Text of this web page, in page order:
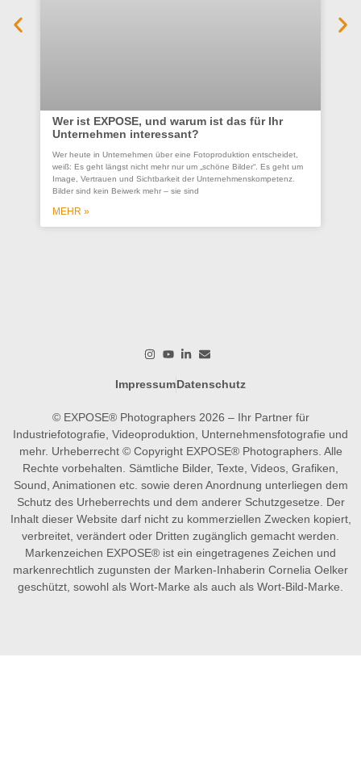
Wer ist EXPOSE, und warum ist das für Ihr
Unternehmen interessant?
Wer heute in Unternehmen über eine Fotoproduktion entscheidet,
weiß: Es geht längst nicht mehr nur um „schöne Bilder“. Es geht um
Image, Vertrauen und Sichtbarkeit der Unternehmenskompetenz.
Bilder sind kein Beiwerk mehr – sie sind
MEHR »
ImpressumDatenschutz
© EXPOSE® Photographers 2026 – Ihr Partner für
Industriefotografie, Videoproduktion, Unternehmensfotografie und
mehr. Urheberrecht © Copyright EXPOSE® Photographers. Alle
Rechte vorbehalten. Sämtliche Bilder, Texte, Videos, Grafiken,
Sound, Animationen etc. sowie deren Anordnung unterliegen dem
Schutz des Urheberrechts und dem anderer Schutzgesetze. Der
Inhalt dieser Website darf nicht zu kommerziellen Zwecken kopiert,
verbreitet, verändert oder Dritten zugänglich gemacht werden.
Markenzeichen EXPOSE® ist ein eingetragenes Zeichen und
markenrechtlich zugunsten der Marken-Inhaberin Cornelia Oelker
geschützt, sowohl als Wort-Marke als auch als Wort-Bild-Marke.